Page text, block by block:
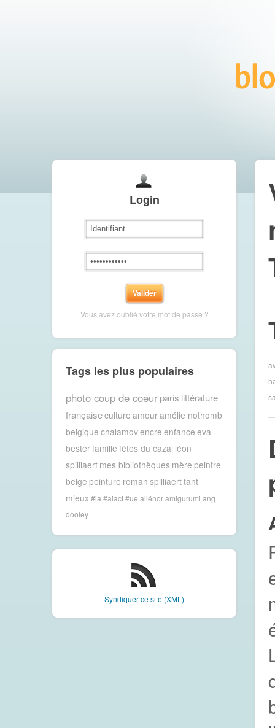
Login
Vous avez oublié votre mot de passe ?
Tags les plus populaires
photo coup de coeur paris littérature
françaiseculture amouramélie nothomb
belgique chalamovencre enfance eva
besterfamille fêtes du cazal léon
spilliaert mes bibliothèques mère peintre
belge peinture roman spilliaerttant
mieux #ia #aiact #ue aliénor amigurumi ang
dooley
Syndiquer ce site (XML)